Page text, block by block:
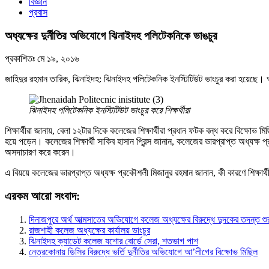
প্রবাস
অধ্যক্ষের দুর্নীতির অভিযোগে ঝিনাইদহ পলিটেকনিকে ভাঙচুর
প্রকাশিতঃ মে ১৯, ২০১৬
জাহিদুর রহমান তারিক, ঝিনাইদহ: ঝিনাইদহ পলিটেকনিক ইনস্টিটিউট ভাংচুর করা
ঝিনাইদহ পলিটেকনিক ইনস্টিটিউট ভাংচুর করে শিক্ষর্থীরা
শিক্ষার্থীরা জানায়, বেলা ১২টার দিকে কলেজের শিক্ষার্থীরা প্রধান ফটক বন্ধ করে
হয়ে পড়েন। কলেজের শিক্ষার্থী সাকিব হাসান প্রিন্স জানান, কলেজের ভারপ্রাপ্ত অধ্যক্ষ
অসদাচারণ করে করেন।
এ বিয়য়ে কলেজের ভারপ্রাপ্ত অধ্যক্ষ প্রকৌশলী মিজানুর রহমান জানান, কী কারণে
এরকম আরো সংবাদ:
দিনাজপুরে অর্থ আত্মসাতের অভিযোগে কলেজ অধ্যক্ষের বিরুদ্ধে দুদকের তদন্ত
রাজশাহী কলেজ অধ্যক্ষের কার্যালয় ভাংচুর
ঝিনাইদহ ক্যাডেট কলেজ যশোর বোর্ডে সেরা, শতভাগ পাশ
নেত্রকোনায় ডিসির বিরুদ্ধে ভর্তি দুর্নীতির অভিযোগে আ’লীগের বিক্ষোভ মিছিল